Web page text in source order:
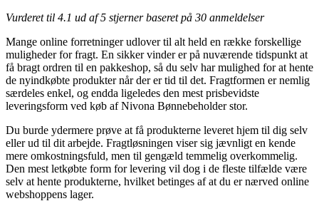
Vurderet til 4.1 ud af 5 stjerner baseret på 30 anmeldelser
Mange online forretninger udlover til alt held en række forskellige
muligheder for fragt. En sikker vinder er på nuværende tidspunkt at
få bragt ordren til en pakkeshop, så du selv har mulighed for at hente
de nyindkøbte produkter når der er tid til det. Fragtformen er nemlig
særdeles enkel, og endda ligeledes den mest prisbevidste
leveringsform ved køb af Nivona Bønnebeholder stor.
Du burde ydermere prøve at få produkterne leveret hjem til dig selv
eller ud til dit arbejde. Fragtløsningen viser sig jævnligt en kende
mere omkostningsfuld, men til gengæld temmelig overkommelig.
Den mest letkøbte form for levering vil dog i de fleste tilfælde være
selv at hente produkterne, hvilket betinges af at du er nærved online
webshoppens lager.